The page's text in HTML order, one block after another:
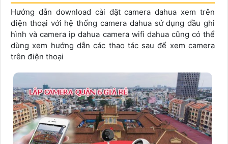
Hướng dẫn download cài đặt camera dahua xem trên
điện thoại với hệ thống camera dahua sử dụng đầu ghi
hình và camera ip dahua camera wifi dahua cũng có thể
dùng xem hướng dẫn các thao tác sau để xem camera
trên điện thoại